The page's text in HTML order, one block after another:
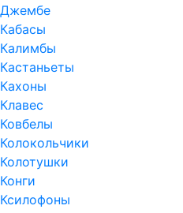
Джембе
Кабасы
Калимбы
Кастаньеты
Кахоны
Клавес
Ковбелы
Колокольчики
Колотушки
Конги
Ксилофоны